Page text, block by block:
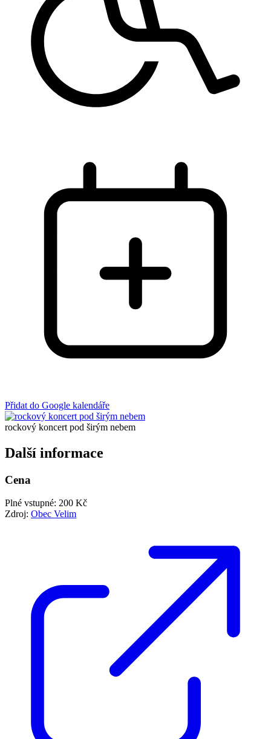
Přidat do Google kalendáře
rockový koncert pod širým nebem
Další informace
Cena
Plné vstupné: 200 Kč
Zdroj: Obec Velim